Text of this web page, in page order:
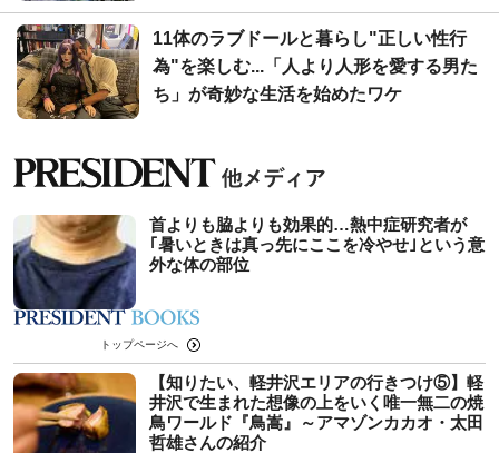
11体のラブドールと暮らし"正しい性行
為"を楽しむ...「人より人形を愛する男た
ち」が奇妙な生活を始めたワケ
首よりも脇よりも効果的…熱中症研究者が
｢暑いときは真っ先にここを冷やせ｣という意
外な体の部位
トップページへ
【知りたい、軽井沢エリアの行きつけ⑤】軽
井沢で生まれた想像の上をいく唯一無二の焼
鳥ワールド『鳥嵩』～アマゾンカカオ・太田
哲雄さんの紹介